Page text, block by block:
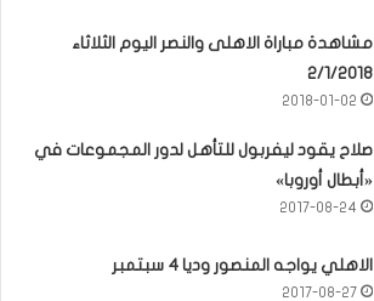
مشاهدة مباراة الاهلى والنصر اليوم الثلاثاء
2/1/2018
2018-01-02
صلاح يقود ليفربول للتأهل لدور المجموعات في
«أبطال أوروبا»
2017-08-24
الاهلي يواجه المنصور وديا 4 سبتمبر
2017-08-27